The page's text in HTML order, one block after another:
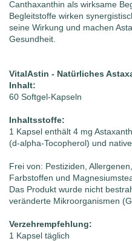
Canthaxanthin als wirksame
Begleitstoffe wirken
seine Wirkung und machen
Gesundheit.
VitalAstin - Natürliches
Inhalt:
60 Softgel-Kapseln
Inhaltsstoffe:
1 Kapsel enthält 4 mg
(d-alpha-Tocopherol) und
Frei von: Pestiziden,
Farbstoffen und
Das Produkt wurde nicht
veränderte Mikroorganismen
Verzehrempfehlung:
1 Kapsel täglich